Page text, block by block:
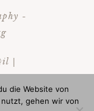
-
|
die Website von
gehen wir von